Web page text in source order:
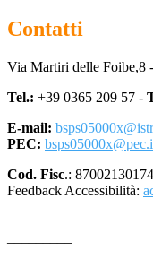
Contatti
Via Martiri delle Foibe,8
Tel.: +39 0365 209 57 -
E-mail:
PEC:
Cod. Fisc.:
Feedback Accessibilità: